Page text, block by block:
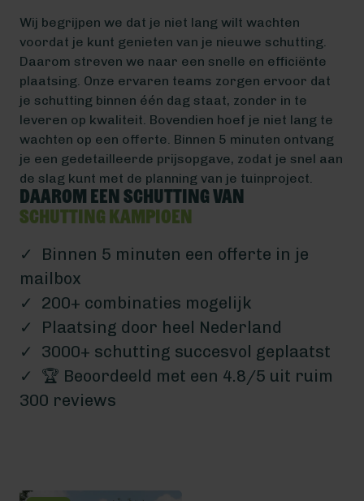
Wij begrijpen we dat je niet lang wilt wachten
voordat je kunt genieten van je nieuwe schutting.
Daarom streven we naar een snelle en efficiënte
plaatsing. Onze ervaren teams zorgen ervoor dat
je schutting binnen één dag staat, zonder in te
leveren op kwaliteit. Bovendien hoef je niet lang te
wachten op een offerte. Binnen 5 minuten ontvang
je een gedetailleerde prijsopgave, zodat je snel aan
de slag kunt met de planning van je tuinproject.
Daarom een schutting van
Schutting Kampioen
✓ Binnen 5 minuten een offerte in je
mailbox
✓ 200+ combinaties mogelijk
✓ Plaatsing door heel Nederland
✓ 3000+ schutting succesvol geplaatst
✓ 🏆 Beoordeeld met een 4.8/5 uit ruim
300 reviews